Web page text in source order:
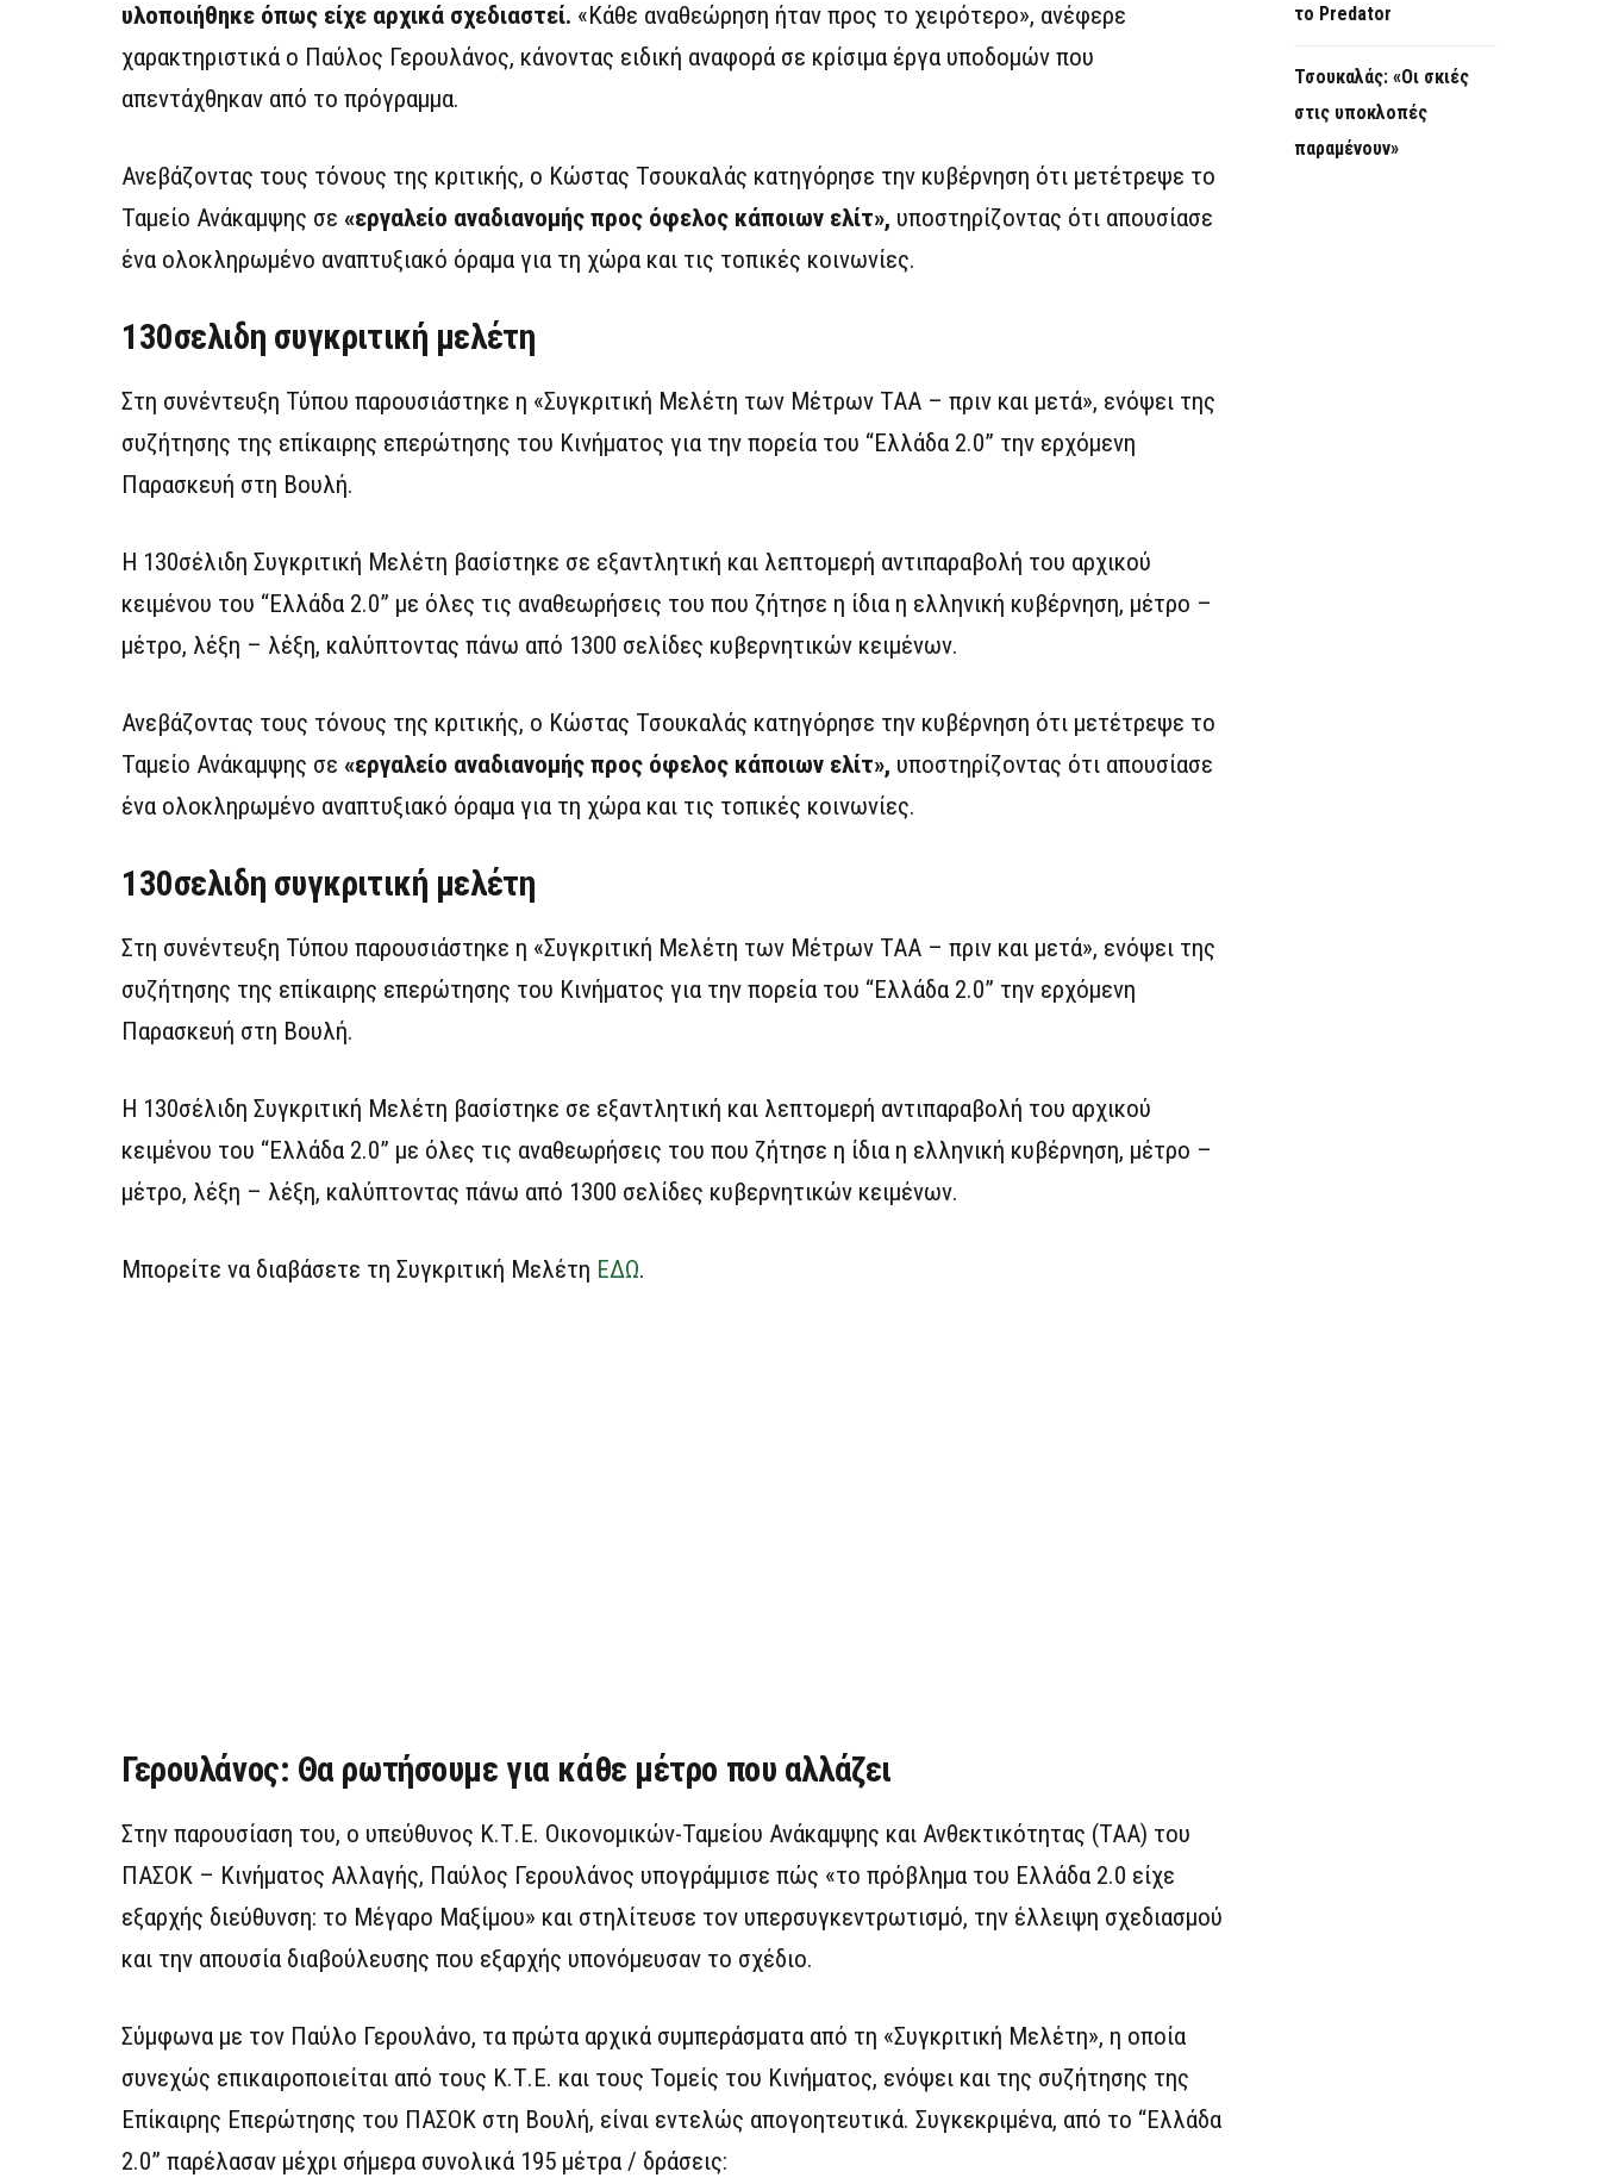
υλοποιήθηκε όπως είχε αρχικά σχεδιαστεί. «Κάθε αναθεώρηση ήταν προς το χειρότερο», ανέφερε
χαρακτηριστικά ο Παύλος Γερουλάνος, κάνοντας ειδική αναφορά σε κρίσιμα έργα υποδομών που
απεντάχθηκαν από το πρόγραμμα.
Ανεβάζοντας τους τόνους της κριτικής, ο Κώστας Τσουκαλάς κατηγόρησε την κυβέρνηση ότι μετέτρεψε το
Ταμείο Ανάκαμψης σε «εργαλείο αναδιανομής προς όφελος κάποιων ελίτ», υποστηρίζοντας ότι απουσίασε
ένα ολοκληρωμένο αναπτυξιακό όραμα για τη χώρα και τις τοπικές κοινωνίες.
130σελιδη συγκριτική μελέτη
Στη συνέντευξη Τύπου παρουσιάστηκε η «Συγκριτική Μελέτη των Μέτρων ΤΑΑ – πριν και μετά», ενόψει της
συζήτησης της επίκαιρης επερώτησης του Κινήματος για την πορεία του “Ελλάδα 2.0” την ερχόμενη
Παρασκευή στη Βουλή.
Η 130σέλιδη Συγκριτική Μελέτη βασίστηκε σε εξαντλητική και λεπτομερή αντιπαραβολή του αρχικού
κειμένου του “Ελλάδα 2.0” με όλες τις αναθεωρήσεις του που ζήτησε η ίδια η ελληνική κυβέρνηση, μέτρο –
μέτρο, λέξη – λέξη, καλύπτοντας πάνω από 1300 σελίδες κυβερνητικών κειμένων.
Ανεβάζοντας τους τόνους της κριτικής, ο Κώστας Τσουκαλάς κατηγόρησε την κυβέρνηση ότι μετέτρεψε το
Ταμείο Ανάκαμψης σε «εργαλείο αναδιανομής προς όφελος κάποιων ελίτ», υποστηρίζοντας ότι απουσίασε
ένα ολοκληρωμένο αναπτυξιακό όραμα για τη χώρα και τις τοπικές κοινωνίες.
130σελιδη συγκριτική μελέτη
Στη συνέντευξη Τύπου παρουσιάστηκε η «Συγκριτική Μελέτη των Μέτρων ΤΑΑ – πριν και μετά», ενόψει της
συζήτησης της επίκαιρης επερώτησης του Κινήματος για την πορεία του “Ελλάδα 2.0” την ερχόμενη
Παρασκευή στη Βουλή.
Η 130σέλιδη Συγκριτική Μελέτη βασίστηκε σε εξαντλητική και λεπτομερή αντιπαραβολή του αρχικού
κειμένου του “Ελλάδα 2.0” με όλες τις αναθεωρήσεις του που ζήτησε η ίδια η ελληνική κυβέρνηση, μέτρο –
μέτρο, λέξη – λέξη, καλύπτοντας πάνω από 1300 σελίδες κυβερνητικών κειμένων.
Μπορείτε να διαβάσετε τη Συγκριτική Μελέτη ΕΔΩ.
Γερουλάνος: Θα ρωτήσουμε για κάθε μέτρο που αλλάζει
Στην παρουσίαση του, ο υπεύθυνος Κ.Τ.Ε. Οικονομικών-Ταμείου Ανάκαμψης και Ανθεκτικότητας (ΤΑΑ) του
ΠΑΣΟΚ – Κινήματος Αλλαγής, Παύλος Γερουλάνος υπογράμμισε πώς «το πρόβλημα του Ελλάδα 2.0 είχε
εξαρχής διεύθυνση: το Μέγαρο Μαξίμου» και στηλίτευσε τον υπερσυγκεντρωτισμό, την έλλειψη σχεδιασμού
και την απουσία διαβούλευσης που εξαρχής υπονόμευσαν το σχέδιο.
Σύμφωνα με τον Παύλο Γερουλάνο, τα πρώτα αρχικά συμπεράσματα από τη «Συγκριτική Μελέτη», η οποία
συνεχώς επικαιροποιείται από τους Κ.Τ.Ε. και τους Τομείς του Κινήματος, ενόψει και της συζήτησης της
Επίκαιρης Επερώτησης του ΠΑΣΟΚ στη Βουλή, είναι εντελώς απογοητευτικά. Συγκεκριμένα, από το “Ελλάδα
2.0” παρέλασαν μέχρι σήμερα συνολικά 195 μέτρα / δράσεις:
το Predator
Τσουκαλάς: «Οι σκιές
στις υποκλοπές
παραμένουν»